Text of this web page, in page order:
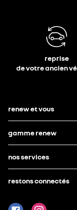
reprise
de votre ancien
renew et vous
gamme renew
nos services
restons connectés